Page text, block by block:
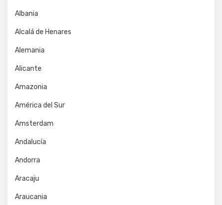
Albania
Alcalá de Henares
Alemania
Alicante
Amazonia
América del Sur
Amsterdam
Andalucía
Andorra
Aracaju
Araucania